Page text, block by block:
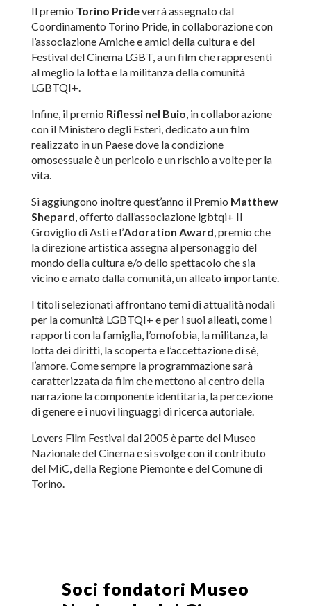
Il premio Torino Prideverrà assegnato dal
Coordinamento Torino Pride, in collaborazione con
l’associazione Amiche e amici della cultura e del
Festival del Cinema LGBT, a un film che rappresenti
al meglio la lotta e la militanza della comunità
LGBTQI+.
Infine, il premio Riflessi nel Buio, in collaborazione
con il Ministero degli Esteri, dedicato a un film
realizzato in un Paese dove la condizione
omosessuale è un pericolo e un rischio a volte per la
vita.
Si aggiungono inoltre quest’anno il Premio Matthew
Shepard, offerto dall’associazione lgbtqi+ Il
Groviglio di Asti e l’Adoration Award, premio che
la direzione artistica assegna al personaggio del
mondo della cultura e/o dello spettacolo che sia
vicino e amato dalla comunità, un alleato importante.
I titoli selezionati affrontano temi di attualità nodali
per la comunità LGBTQI+ e per i suoi alleati, come i
rapporti con la famiglia, l’omofobia, la militanza, la
lotta dei diritti, la scoperta e l’accettazione di sé,
l’amore. Come sempre la programmazione sarà
caratterizzata da film che mettono al centro della
narrazione la componente identitaria, la percezione
di genere e i nuovi linguaggi di ricerca autoriale.
Lovers Film Festival dal 2005 è parte del Museo
Nazionale del Cinema e si svolge con il contributo
del MiC, della Regione Piemonte e del Comune di
Torino.
Soci fondatori Museo